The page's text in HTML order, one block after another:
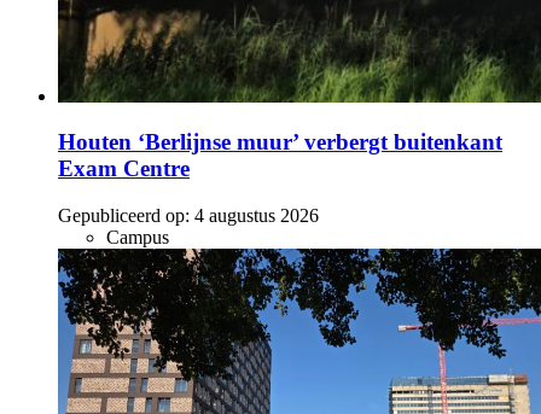
Houten ‘Berlijnse muur’ verbergt buitenkant
Exam Centre
Gepubliceerd op: 4 augustus 2026
Campus